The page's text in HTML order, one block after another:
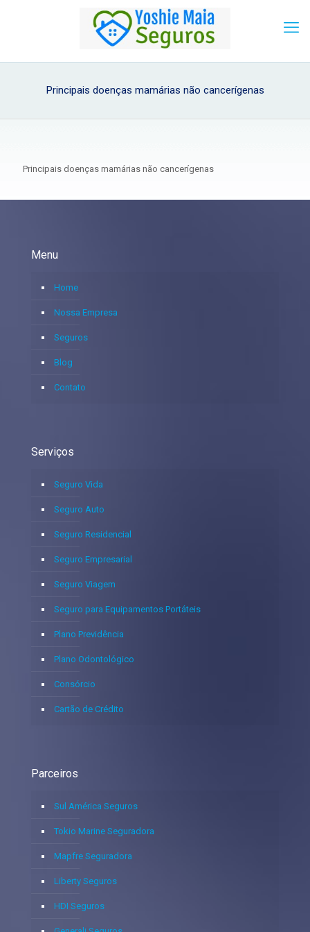
Principais doenças mamárias não cancerígenas
Principais doenças mamárias não cancerígenas
Menu
Home
Nossa Empresa
Seguros
Blog
Contato
Serviços
Seguro Vida
Seguro Auto
Seguro Residencial
Seguro Empresarial
Seguro Viagem
Seguro para Equipamentos Portáteis
Plano Previdência
Plano Odontológico
Consórcio
Cartão de Crédito
Parceiros
Sul América Seguros
Tokio Marine Seguradora
Mapfre Seguradora
Liberty Seguros
HDI Seguros